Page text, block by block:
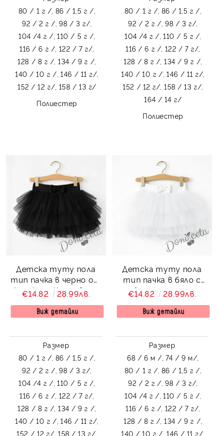
80 / 1 г /, 86 / 1,5 г /,
92 / 2 г /, 98 / 3 г/,
104 /4 г /, 110 / 5 г /,
116 / 6 г /, 122 / 7 г/,
128 / 8 г /, 134 / 9 г /,
140 / 10 г /, 146 / 11 г/,
152 / 12 г/, 158 / 13 г/
Полиестер
80 / 1 г /, 86 / 1,5 г /,
92 / 2 г /, 98 / 3 г/,
104 /4 г /, 110 / 5 г /,
116 / 6 г /, 122 / 7 г/,
128 / 8 г /, 134 / 9 г /,
140 / 10 г /, 146 / 11 г/,
152 / 12 г/, 158 / 13 г/,
164 / 14 г/
Полиестер
Детска туту пола
тип пачка в черно от
колекция Черновина
€14.82 28.99лв.
Виж детайли
Размер
80 / 1 г /, 86 / 1,5 г /,
92 / 2 г /, 98 / 3 г/,
104 /4 г /, 110 / 5 г /,
116 / 6 г /, 122 / 7 г/,
128 / 8 г /, 134 / 9 г /,
140 / 10 г /, 146 / 11 г/,
152 / 12 г/, 158 / 13 г/,
Детска туту пола
тип пачка в бяло с
богат тюл на
пластове
€14.82 28.99лв.
Виж детайли
Размер
68 / 6 м /, 74 / 9 м/,
80 / 1 г /, 86 / 1,5 г /,
92 / 2 г /, 98 / 3 г/,
104 /4 г /, 110 / 5 г /,
116 / 6 г /, 122 / 7 г/,
128 / 8 г /, 134 / 9 г /,
140 / 10 г /, 146 / 11 г/,